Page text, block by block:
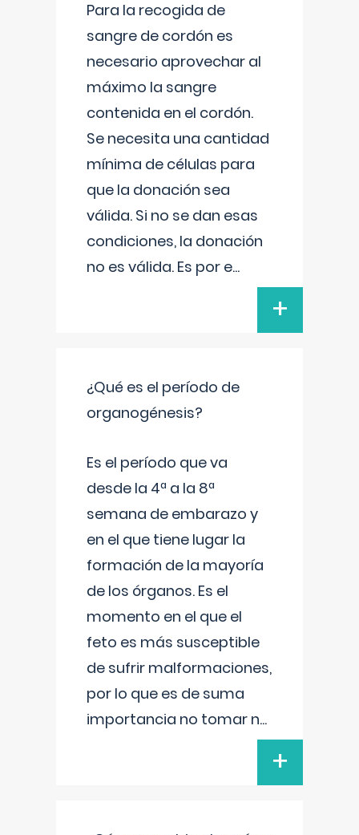
Para la recogida de
sangre de cordón es
necesario aprovechar al
máximo la sangre
contenida en el cordón.
Se necesita una cantidad
mínima de células para
que la donación sea
válida. Si no se dan esas
condiciones, la donación
no es válida. Es por e...
+
¿Qué es el período de
organogénesis?
Es el período que va
desde la 4ª a la 8ª
semana de embarazo y
en el que tiene lugar la
formación de la mayoría
de los órganos. Es el
momento en el que el
feto es más susceptible
de sufrir malformaciones,
por lo que es de suma
importancia no tomar n...
+